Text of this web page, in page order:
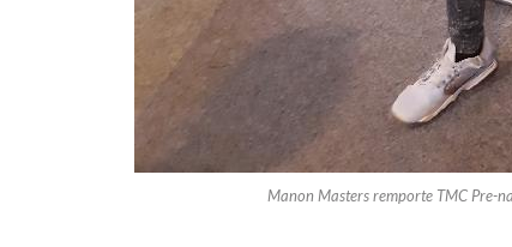
Manon Masters remporte TMC Pre-